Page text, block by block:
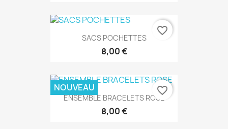
SACS POCHETTES
8,00 €
favorite_border
ENSEMBLE BRACELETS ROSE
8,00 €
NOUVEAU favorite_border